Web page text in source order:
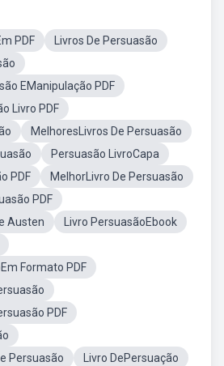
PDF
Livros De Persuasão
EManipulação PDF
Livro PDF
MelhoresLivros De Persuasão
Persuasão LivroCapa
PDF
MelhorLivro De Persuasão
PDF
Austen
Livro PersuasãoEbook
Formato PDF
PDF
Persuasão
Livro DePersuação